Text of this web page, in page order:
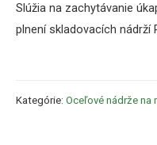
Slúžia na zachytávanie
plnení skladovacích nádrží
Kategórie: Oceľové nádrže na